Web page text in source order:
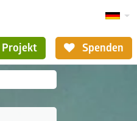
Projekt Spenden